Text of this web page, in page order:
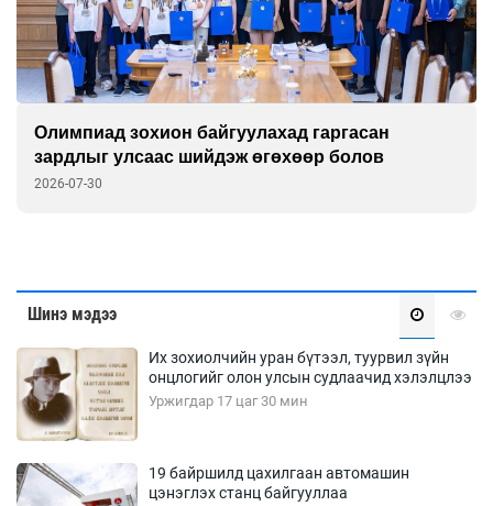
Олимпиад зохион байгуулахад гаргасан
зардлыг улсаас шийдэж өгөхөөр болов
2026-07-30
Шинэ мэдээ
Их зохиолчийн уран бүтээл, туурвил зүйн
онцлогийг олон улсын судлаачид хэлэлцлээ
Уржигдар 17 цаг 30 мин
19 байршилд цахилгаан автомашин
цэнэглэх станц байгууллаа